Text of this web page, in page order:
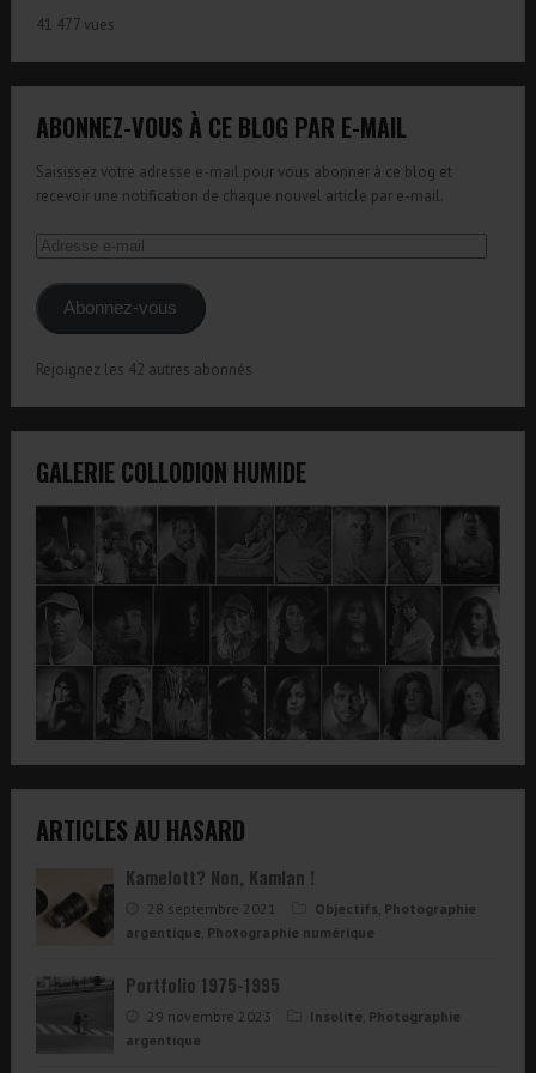
41 477 vues
ABONNEZ-VOUS À CE BLOG PAR E-MAIL
Saisissez votre adresse e-mail pour vous abonner à ce blog et
recevoir une notification de chaque nouvel article par e-mail.
Adresse
mail
Abonnez-vous
Rejoignez les 42 autres abonnés
GALERIE COLLODION HUMIDE
ARTICLES AU HASARD
Kamelott? Non, Kamlan !
28 septembre 2021 Objectifs Photographie
argentique Photographie numérique
Portfolio 1975-1995
29 novembre 2023 Insolite Photographie
argentique